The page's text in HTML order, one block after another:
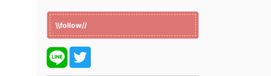
\\follow//